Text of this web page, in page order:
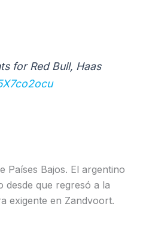
for Red Bull, Haas
Países Bajos. El argentino
desde que regresó a la
exigente en Zandvoort.